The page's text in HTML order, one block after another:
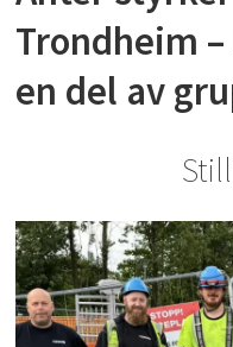
Trondheim
en del av